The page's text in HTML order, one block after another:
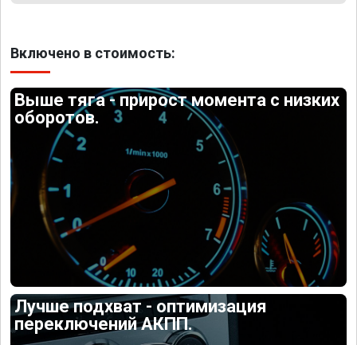
Включено в стоимость:
Выше тяга - прирост момента с низких
оборотов.
Лучше подхват - оптимизация
переключений АКПП.